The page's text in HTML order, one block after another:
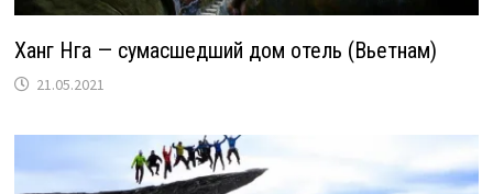
Ханг Нга — сумасшедший дом отель (Вьетнам)
21.05.2021